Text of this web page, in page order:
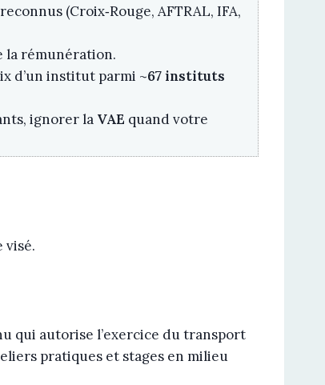
(Croix‑Rouge, AFTRAL, IFA,
la rémunération.
d’un institut parmi ~67 instituts
ignorer la VAE quand votre
visé.
qui autorise l’exercice du transport
pratiques et stages en milieu